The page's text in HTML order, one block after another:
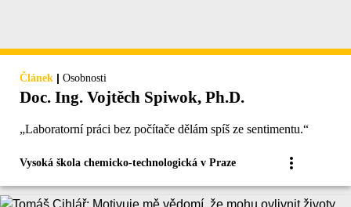
Článek | Osobnosti
Doc. Ing. Vojtěch Spiwok, Ph.D.
„Laboratorní práci bez počítače dělám spíš ze sentimentu.“
Vysoká škola chemicko-technologická v Praze